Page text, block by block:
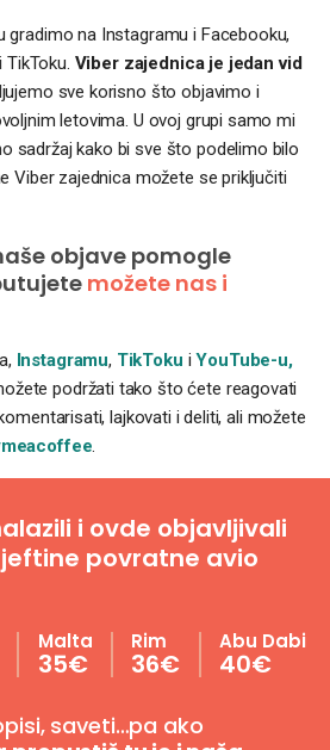
gradimo na Instagramu i Facebooku,
Viber zajednica je jedan vid
sve korisno što objavimo i
letovima. U ovoj grupi samo mi
sadržaj kako bi sve što podelimo bilo
Viber zajednica možete se priključiti
objave pomogle
možete nas i
Instagramu, TikToku iYouTube-u,
podržati tako što ćete reagovati
lajkovati i deliti, ali možete
.
i ovde objavljivali
povratne avio
Malta
35€
Rim
36€
Abu Dabi
40€
saveti…pa ako